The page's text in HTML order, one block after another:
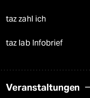
taz zahl ich
taz lab Infobrief
Veranstaltungen